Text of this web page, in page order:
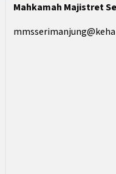
Mahkamah Majistret